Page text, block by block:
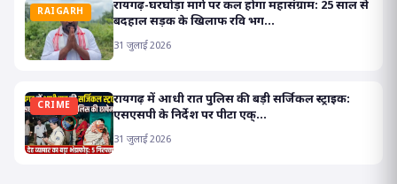
RAIGARH
रायगढ़-घरघोड़ा मार्ग पर कल होगा महासंग्राम: 25 साल से
बदहाल सड़क के खिलाफ रवि भग...
31 जुलाई 2026
CRIME
रायगढ़ में आधी रात पुलिस की बड़ी सर्जिकल स्ट्राइक:
एसएसपी के निर्देश पर पीटा एक्...
31 जुलाई 2026